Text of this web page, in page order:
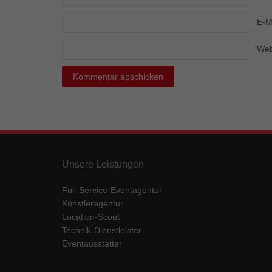
E-
Unsere Leistungen
Full-Service-Eventagentur
Künstleragentur
Location-Scout
Technik-Dienstleister
Eventausstatter